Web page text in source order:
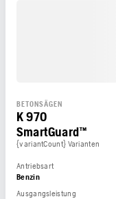
BETONSÄGEN
K 970
SmartGuard™
{variantCount} Varianten
Antriebsart
Benzin
Ausgangsleistung